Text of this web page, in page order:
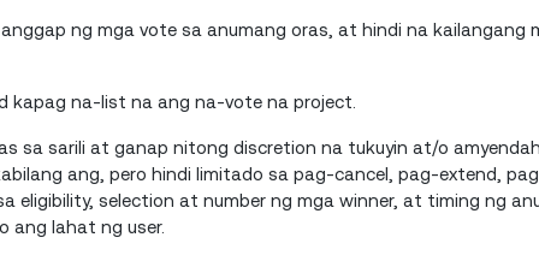
ng mga vote sa anumang oras, at hindi na kailangang
kapag na-list na ang na-vote na project.
sa sarili at ganap nitong discretion na tukuyin at/o
ang, pero hindi limitado sa pag-cancel, pag-extend,
selection at number ng mga winner, at timing ng
ang lahat ng user.